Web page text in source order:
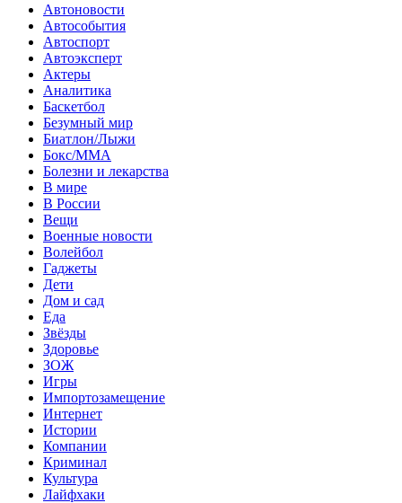
Автоновости
Автособытия
Автоспорт
Автоэксперт
Актеры
Аналитика
Баскетбол
Безумный мир
Биатлон/Лыжи
Бокс/MMA
Болезни и лекарства
В мире
В России
Вещи
Военные новости
Волейбол
Гаджеты
Дети
Дом и сад
Еда
Звёзды
Здоровье
ЗОЖ
Игры
Импортозамещение
Интернет
Истории
Компании
Криминал
Культура
Лайфхаки